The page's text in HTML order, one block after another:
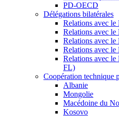
PD-OECD
Délégations bilatérales
Relations avec
Relations avec
Relations avec
Relations avec
Relations avec
FL)
Coopération technique
Albanie
Mongolie
Macédoine du
Kosovo